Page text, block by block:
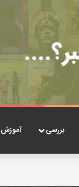
بررسی آموزش